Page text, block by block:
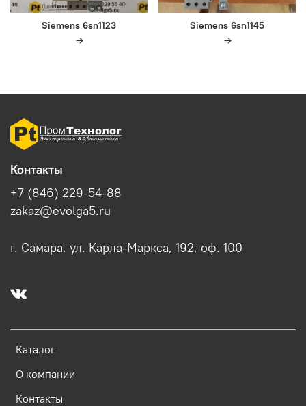
Siemens 6sn1123 Siemens 6sn1145
Каталог
О компании
Контакты
Контакты
+7 (846) 229-54-88
zakaz@evolga5.ru
г. Самара, ул. Карла-Маркса, 192, оф. 100